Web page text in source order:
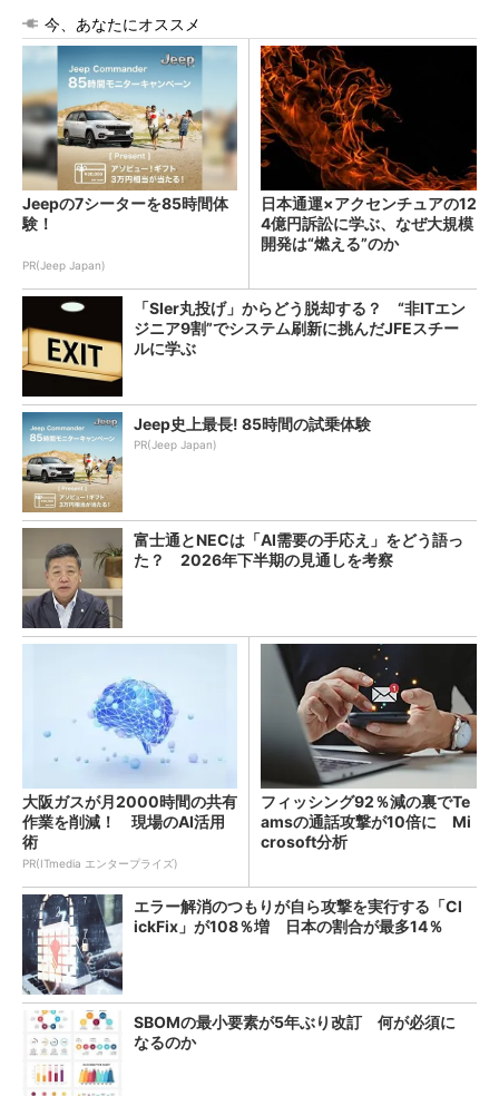
今、あなたにオススメ
Jeepの7シーターを85時間体
験！
PR(Jeep Japan)
日本通運×アクセンチュアの12
4億円訴訟に学ぶ、なぜ大規模
開発は“燃える”のか
「SIer丸投げ」からどう脱却する？ “非ITエン
ジニア9割”でシステム刷新に挑んだJFEスチー
ルに学ぶ
Jeep史上最長! 85時間の試乗体験
PR(Jeep Japan)
富士通とNECは「AI需要の手応え」をどう語っ
た？ 2026年下半期の見通しを考察
大阪ガスが月2000時間の共有
作業を削減！ 現場のAI活用
術
PR(ITmedia エンタープライズ)
フィッシング92％減の裏でTe
amsの通話攻撃が10倍に Mi
crosoft分析
エラー解消のつもりが自ら攻撃を実行する「Cl
ickFix」が108％増 日本の割合が最多14％
SBOMの最小要素が5年ぶり改訂 何が必須に
なるのか